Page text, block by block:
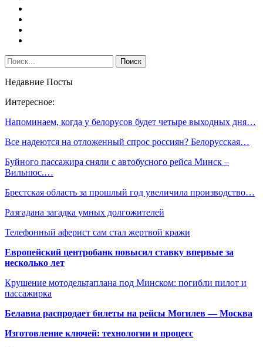
Недавние Посты
Интересное:
Напоминаем, когда у белорусов будет четыре выходных дня…
Все надеются на отложенный спрос россиян? Белорусская…
Буйного пассажира сняли с автобусного рейса Минск –
Вильнюс.…
Брестская область за прошлый год увеличила производство…
Разгадана загадка умных долгожителей
Телефонный аферист сам стал жертвой кражи
Европейский центробанк повысил ставку впервые за
несколько лет
Крушение мотодельтаплана под Минском: погибли пилот и
пассажирка
Белавиа распродает билеты на рейсы Могилев — Москва
Изготовление ключей: технологии и процесс